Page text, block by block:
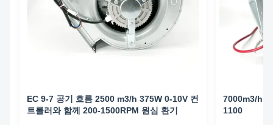
EC 9-7 공기 흐름 2500 m3/h 375W 0-10V 컨
트롤러와 함께 200-1500RPM 원심 환기
7000m3/h
1100